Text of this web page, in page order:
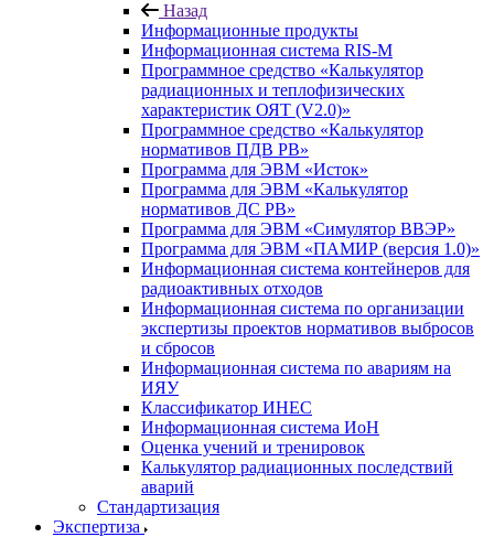
Назад
Информационные продукты
Информационная система RIS-M
Программное средство «Калькулятор
радиационных и теплофизических
характеристик ОЯТ (V2.0)»
Программное средство «Калькулятор
нормативов ПДВ РВ»
Программа для ЭВМ «Исток»
Программа для ЭВМ «Калькулятор
нормативов ДС РВ»
Программа для ЭВМ «Симулятор ВВЭР»
Программа для ЭВМ «ПАМИР (версия 1.0)»
Информационная система контейнеров для
радиоактивных отходов
Информационная система по организации
экспертизы проектов нормативов выбросов
и сбросов
Информационная система по авариям на
ИЯУ
Классификатор ИНЕС
Информационная система ИоН
Оценка учений и тренировок
Калькулятор радиационных последствий
аварий
Стандартизация
Экспертиза